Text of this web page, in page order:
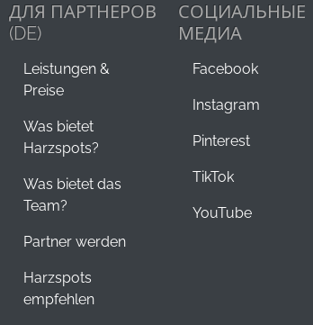
ДЛЯ ПАРТНЕРОВ
(DE)
Leistungen &
Preise
Was bietet
Harzspots?
Was bietet das
Team?
Partner werden
Harzspots
empfehlen
СОЦИАЛЬНЫЕ
МЕДИА
Facebook
Instagram
Pinterest
TikTok
YouTube